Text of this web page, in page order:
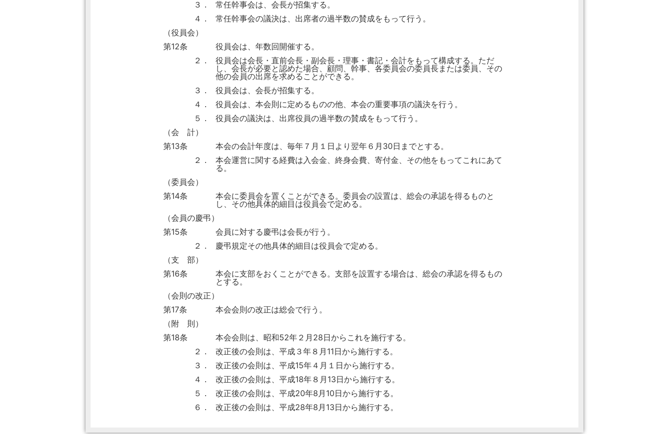
３．
常任幹事会は、会長が招集する。
４．
常任幹事会の議決は、出席者の過半数の賛成をもって行う。
（役員会）
第12条
役員会は、年数回開催する。
２．
役員会は会長・直前会長・副会長・理事・書記・会計をもって構成する。ただ
し、会長が必要と認めた場合、顧問、幹事、各委員会の委員長または委員、その
他の会員の出席を求めることができる。
３．
役員会は、会長が招集する。
４．
役員会は、本会則に定めるものの他、本会の重要事項の議決を行う。
５．
役員会の議決は、出席役員の過半数の賛成をもって行う。
（会 計）
第13条
本会の会計年度は、毎年７月１日より翌年６月30日までとする。
２．
本会運営に関する経費は入会金、終身会費、寄付金、その他をもってこれにあて
る。
（委員会）
第14条
本会に委員会を置くことができる。委員会の設置は、総会の承認を得るものと
し、その他具体的細目は役員会で定める。
（会員の慶弔）
第15条
会員に対する慶弔は会長が行う。
２．
慶弔規定その他具体的細目は役員会で定める。
（支 部）
第16条
本会に支部をおくことができる。支部を設置する場合は、総会の承認を得るもの
とする。
（会則の改正）
第17条
本会会則の改正は総会で行う。
（附 則）
第18条
本会会則は、昭和52年２月28日からこれを施行する。
２．
改正後の会則は、平成３年８月11日から施行する。
３．
改正後の会則は、平成15年４月１日から施行する。
４．
改正後の会則は、平成18年８月13日から施行する。
５．
改正後の会則は、平成20年8月10日から施行する。
６．
改正後の会則は、平成28年8月13日から施行する。